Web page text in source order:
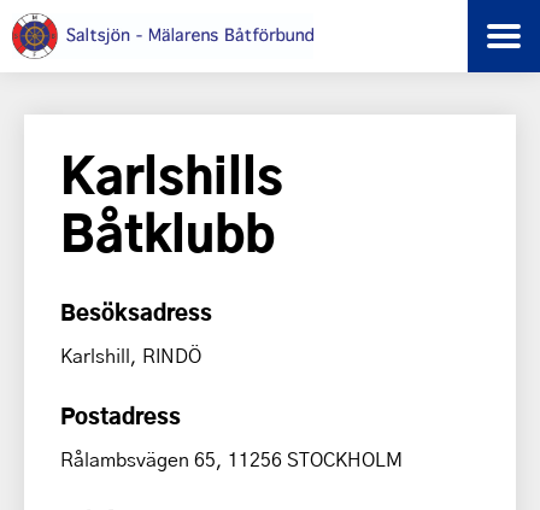
Karlshills
Båtklubb
Besöksadress
Karlshill, RINDÖ
Postadress
Rålambsvägen 65, 11256 STOCKHOLM